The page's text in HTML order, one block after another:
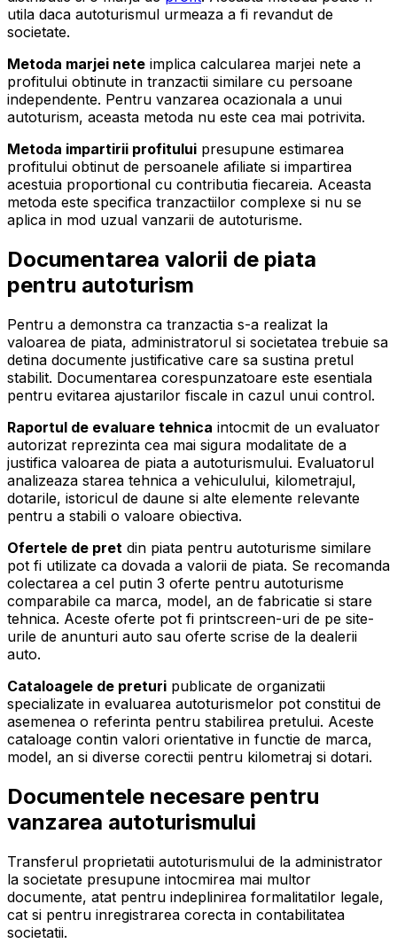
utila daca autoturismul urmeaza a fi revandut de
societate.
Metoda marjei nete implica calcularea marjei nete a
profitului obtinute in tranzactii similare cu persoane
independente. Pentru vanzarea ocazionala a unui
autoturism, aceasta metoda nu este cea mai potrivita.
Metoda impartirii profitului presupune estimarea
profitului obtinut de persoanele afiliate si impartirea
acestuia proportional cu contributia fiecareia. Aceasta
metoda este specifica tranzactiilor complexe si nu se
aplica in mod uzual vanzarii de autoturisme.
Documentarea valorii de piata
pentru autoturism
Pentru a demonstra ca tranzactia s-a realizat la
valoarea de piata, administratorul si societatea trebuie sa
detina documente justificative care sa sustina pretul
stabilit. Documentarea corespunzatoare este esentiala
pentru evitarea ajustarilor fiscale in cazul unui control.
Raportul de evaluare tehnica intocmit de un evaluator
autorizat reprezinta cea mai sigura modalitate de a
justifica valoarea de piata a autoturismului. Evaluatorul
analizeaza starea tehnica a vehiculului, kilometrajul,
dotarile, istoricul de daune si alte elemente relevante
pentru a stabili o valoare obiectiva.
Ofertele de pret din piata pentru autoturisme similare
pot fi utilizate ca dovada a valorii de piata. Se recomanda
colectarea a cel putin 3 oferte pentru autoturisme
comparabile ca marca, model, an de fabricatie si stare
tehnica. Aceste oferte pot fi printscreen-uri de pe site-
urile de anunturi auto sau oferte scrise de la dealerii
auto.
Cataloagele de preturi publicate de organizatii
specializate in evaluarea autoturismelor pot constitui de
asemenea o referinta pentru stabilirea pretului. Aceste
cataloage contin valori orientative in functie de marca,
model, an si diverse corectii pentru kilometraj si dotari.
Documentele necesare pentru
vanzarea autoturismului
Transferul proprietatii autoturismului de la administrator
la societate presupune intocmirea mai multor
documente, atat pentru indeplinirea formalitatilor legale,
cat si pentru inregistrarea corecta in contabilitatea
societatii.